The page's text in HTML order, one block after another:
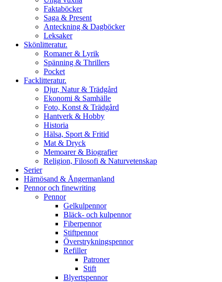
Faktaböcker
Saga & Present
Anteckning & Dagböcker
Leksaker
Skönlitteratur.
Romaner & Lyrik
Spänning & Thrillers
Pocket
Facklitteratur.
Djur, Natur & Trädgård
Ekonomi & Samhälle
Foto, Konst & Trädgård
Hantverk & Hobby
Historia
Hälsa, Sport & Fritid
Mat & Dryck
Memoarer & Biografier
Religion, Filosofi & Naturvetenskap
Serier
Härnösand & Ångermanland
Pennor och finewriting
Pennor
Gelkulpennor
Bläck- och kulpennor
Fiberpennor
Stiftpennor
Överstrykningspennor
Refiller
Patroner
Stift
Blyertspennor